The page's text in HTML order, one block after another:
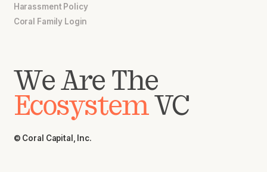
Harassment Policy
Coral Family Login
We Are The
EcosystemVC
© Coral Capital, Inc.